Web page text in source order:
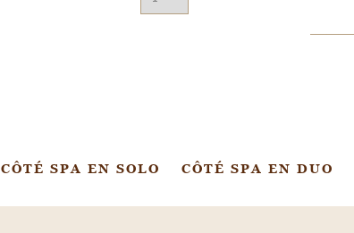
CÔTÉ SPA EN SOLO CÔTÉ SPA EN DUO